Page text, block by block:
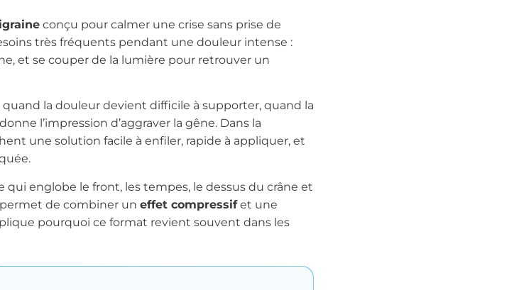
conçu pour calmer une crise sans prise de
très fréquents pendant une douleur intense :
et se couper de la lumière pour retrouver un
la douleur devient difficile à supporter, quand la
l’impression d’aggraver la gêne. Dans la
une solution facile à enfiler, rapide à appliquer, et
englobe le front, les tempes, le dessus du crâne et
de combiner un effet compressifet une
pourquoi ce format revient souvent dans les